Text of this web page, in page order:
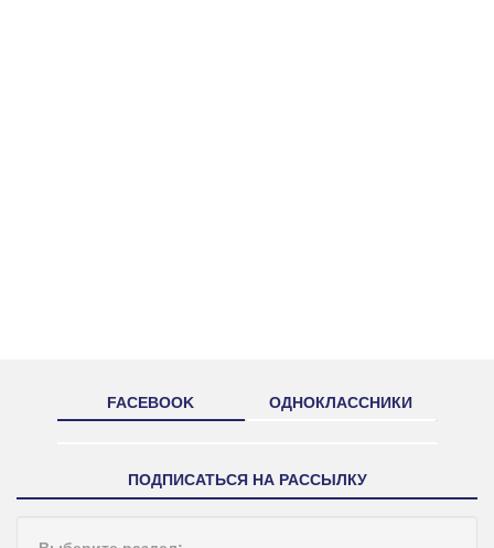
FACEBOOK ОДНОКЛАССНИКИ
ПОДПИСАТЬСЯ НА РАССЫЛКУ